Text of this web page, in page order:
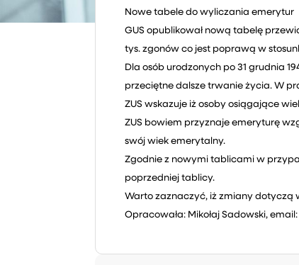
Nowe tabele do wyliczania emerytur
GUS opublikował nową tabelę
tys. zgonów co jest poprawą w
Dla osób urodzonych po 31 grudnia
przeciętne dalsze trwanie życia. W
ZUS wskazuje iż osoby osiągające
ZUS bowiem przyznaje emeryturę
swój wiek emerytalny.
Zgodnie z nowymi tablicami w
poprzedniej tablicy.
Warto zaznaczyć, iż zmiany dotyczą
Opracowała: Mikołaj Sadowski, email: